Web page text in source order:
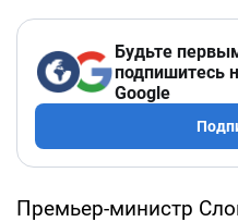
Будьте
подпишитесь
Google
Премьер-министр